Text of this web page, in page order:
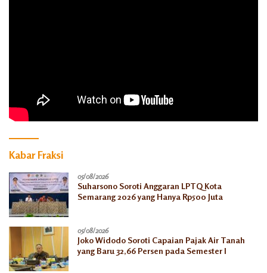
Kabar Fraksi
05/08/2026
Suharsono Soroti Anggaran LPTQ Kota
Semarang 2026 yang Hanya Rp500 Juta
05/08/2026
Joko Widodo Soroti Capaian Pajak Air Tanah
yang Baru 32,66 Persen pada Semester I